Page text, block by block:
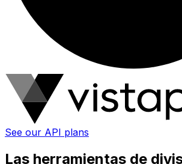
See our API plans
Las herramientas de